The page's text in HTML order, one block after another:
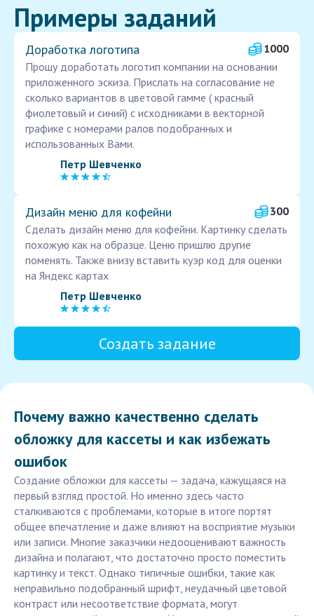
Примеры заданий
Доработка логотипа
1000
Прошу доработать логотип компании на основании
приложенного эскиза. Прислать на согласование не
сколько вариантов в цветовой гамме ( красный
фиолетовый и синий) с исходниками в векторной
графике с номерами ралов подобранных и
использованных Вами.
Петр Шевченко
Дизайн меню для кофейни
300
Сделать дизайн меню для кофейни. Картинку сделать
похожую как на образце. Ценю пришлю другие
поменять. Также внизу вставить куэр код для оценки
на Яндекс картах
Петр Шевченко
Создать задание
Почему важно качественно сделать
обложку для кассеты и как избежать
ошибок
Создание обложки для кассеты — задача, кажущаяся на
первый взгляд простой. Но именно здесь часто
сталкиваются с проблемами, которые в итоге портят
общее впечатление и даже влияют на восприятие музыки
или записи. Многие заказчики недооценивают важность
дизайна и полагают, что достаточно просто поместить
картинку и текст. Однако типичные ошибки, такие как
неправильно подобранный шрифт, неудачный цветовой
контраст или несоответствие формата, могут